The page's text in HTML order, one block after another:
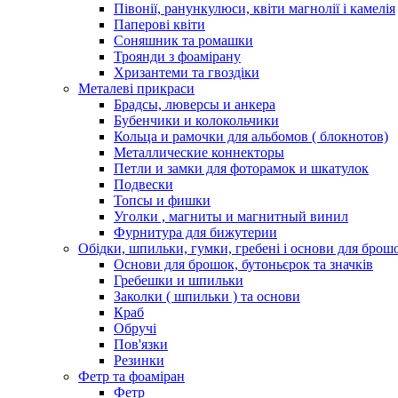
Півонії, ранункулюси, квіти магнолії і камелія
Паперові квіти
Соняшник та ромашки
Троянди з фоамірану
Хризантеми та гвоздіки
Металеві прикраси
Брадсы, люверсы и анкера
Бубенчики и колокольчики
Кольца и рамочки для альбомов ( блокнотов)
Металлические коннекторы
Петли и замки для фоторамок и шкатулок
Подвески
Топсы и фишки
Уголки , магниты и магнитный винил
Фурнитура для бижутерии
Обідки, шпильки, гумки, гребені і основи для
Основи для брошок, бутоньєрок та значків
Гребешки и шпильки
Заколки ( шпильки ) та основи
Краб
Обручі
Пов'язки
Резинки
Фетр та фоаміран
Фетр